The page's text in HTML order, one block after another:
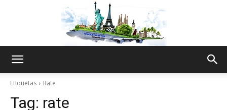
Etiquetas Rate
Tag: rate